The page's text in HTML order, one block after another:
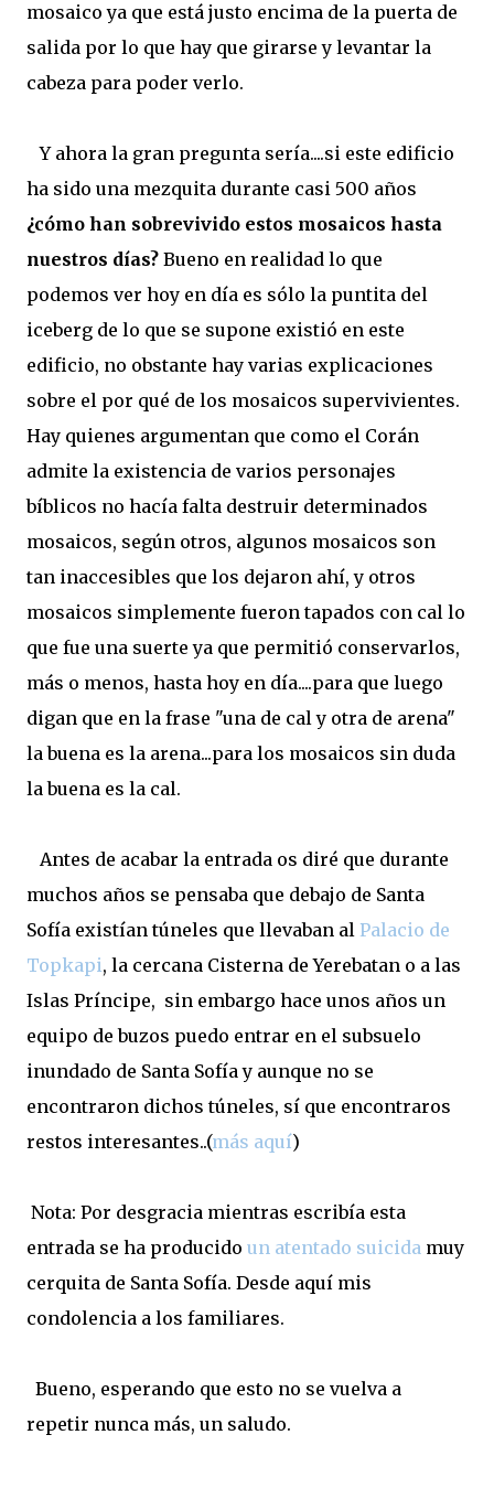
mosaico ya que está justo encima de la puerta de
salida por lo que hay que girarse y levantar la
cabeza para poder verlo.
Y ahora la gran pregunta sería....si este edificio
ha sido una mezquita durante casi 500 años
¿cómo han sobrevivido estos mosaicos hasta
nuestros días? Bueno en realidad lo que
podemos ver hoy en día es sólo la puntita del
iceberg de lo que se supone existió en este
edificio, no obstante hay varias explicaciones
sobre el por qué de los mosaicos supervivientes.
Hay quienes argumentan que como el Corán
admite la existencia de varios personajes
bíblicos no hacía falta destruir determinados
mosaicos, según otros, algunos mosaicos son
tan inaccesibles que los dejaron ahí, y otros
mosaicos simplemente fueron tapados con cal lo
que fue una suerte ya que permitió conservarlos,
más o menos, hasta hoy en día....para que luego
digan que en la frase "una de cal y otra de arena"
la buena es la arena...para los mosaicos sin duda
la buena es la cal.
Antes de acabar la entrada os diré que durante
muchos años se pensaba que debajo de Santa
Sofía existían túneles que llevaban al Palacio de
Topkapi, la cercana Cisterna de Yerebatan o a las
Islas Príncipe, sin embargo hace unos años un
equipo de buzos puedo entrar en el subsuelo
inundado de Santa Sofía y aunque no se
encontraron dichos túneles, sí que encontraros
restos interesantes..(más aquí)
Nota: Por desgracia mientras escribía esta
entrada se ha producido un atentado suicida muy
cerquita de Santa Sofía. Desde aquí mis
condolencia a los familiares.
Bueno, esperando que esto no se vuelva a
repetir nunca más, un saludo.